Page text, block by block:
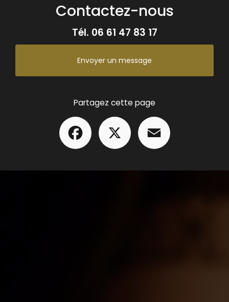
Contactez-nous
Tél. 06 61 47 83 17
Envoyer un message
Partagez cette page
Facebook